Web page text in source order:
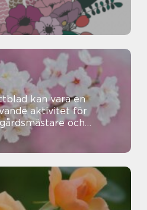
kan vara en
aktivitet för
och